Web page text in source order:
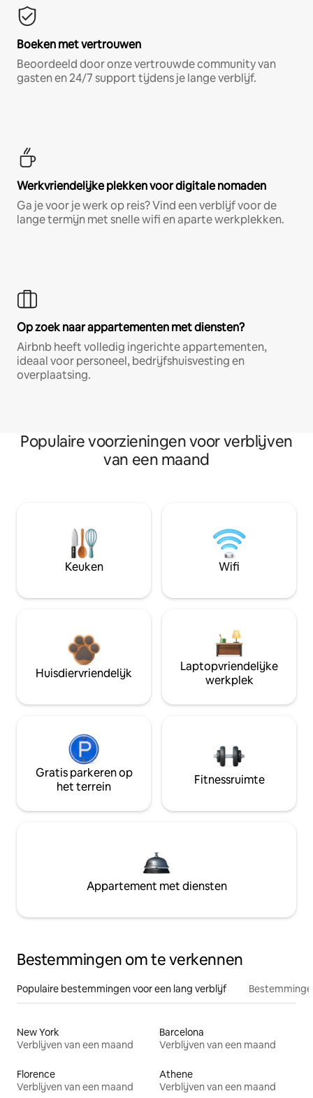
Boeken met vertrouwen
Beoordeeld door onze vertrouwde community van
gasten en 24/7 support tijdens je lange verblijf.
Werkvriendelijke plekken voor digitale nomaden
Ga je voor je werk op reis? Vind een verblijf voor de
lange termijn met snelle wifi en aparte werkplekken.
Op zoek naar appartementen met diensten?
Airbnb heeft volledig ingerichte appartementen,
ideaal voor personeel, bedrijfshuisvesting en
overplaatsing.
Populaire voorzieningen voor verblijven
van een maand
Keuken Wifi
Huisdiervriendelijk
Laptopvriendelijke
werkplek
Gratis parkeren op
het terrein
Fitnessruimte
Appartement met diensten
Bestemmingen om te verkennen
Populaire bestemmingen voor een lang verblijf
New York
Verblijven van een maand
Barcelona
Verblijven van een maand
Florence
Verblijven van een maand
Athene
Verblijven van een maand